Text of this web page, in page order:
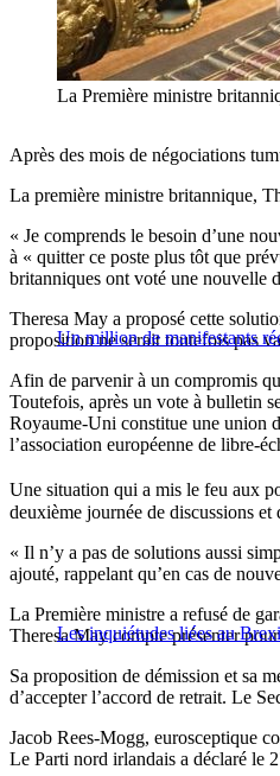
La Première ministre
Après des mois de négociations
La première ministre britannique,
« Je comprends le besoin d’une
à « quitter ce poste plus tôt que
britanniques ont voté une nouvelle
Un million de manifestants
Theresa May a proposé cette
proposition ne serait toutefois pas
Afin de parvenir à un compromis
Toutefois, après un vote à bulletin
Royaume-Uni constitue une union
l’association européenne de libre-
Une situation qui a mis le feu aux
deuxième journée de discussions
« Il n’y a pas de solutions aussi
ajouté, rappelant qu’en cas de
Les inquiétudes liées au
La Première ministre a refusé de
Theresa May compte présenter
Sa proposition de démission et sa
d’accepter l’accord de retrait. Le
Jacob Rees-Mogg, eurosceptique
Le Parti nord irlandais a déclaré le